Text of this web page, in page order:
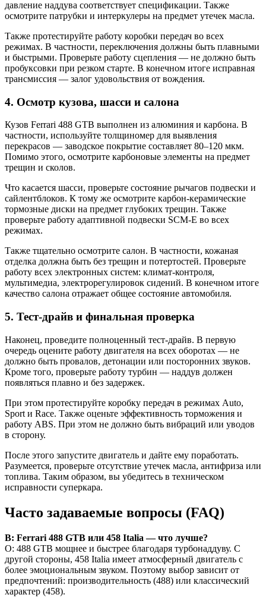
давление наддува соответствует спецификации. Также
осмотрите патрубки и интеркулеры на предмет утечек масла.
Также протестируйте работу коробки передач во всех
режимах. В частности, переключения должны быть плавными
и быстрыми. Проверьте работу сцепления — не должно быть
пробуксовки при резком старте. В конечном итоге исправная
трансмиссия — залог удовольствия от вождения.
4. Осмотр кузова, шасси и салона
Кузов Ferrari 488 GTB выполнен из алюминия и карбона. В
частности, используйте толщиномер для выявления
перекрасов — заводское покрытие составляет 80–120 мкм.
Помимо этого, осмотрите карбоновые элементы на предмет
трещин и сколов.
Что касается шасси, проверьте состояние рычагов подвески и
сайлентблоков. К тому же осмотрите карбон-керамические
тормозные диски на предмет глубоких трещин. Также
проверьте работу адаптивной подвески SCM-E во всех
режимах.
Также тщательно осмотрите салон. В частности, кожаная
отделка должна быть без трещин и потертостей. Проверьте
работу всех электронных систем: климат-контроля,
мультимедиа, электрорегулировок сидений. В конечном итоге
качество салона отражает общее состояние автомобиля.
5. Тест-драйв и финальная проверка
Наконец, проведите полноценный тест-драйв. В первую
очередь оцените работу двигателя на всех оборотах — не
должно быть провалов, детонации или посторонних звуков.
Кроме того, проверьте работу турбин — наддув должен
появляться плавно и без задержек.
При этом протестируйте коробку передач в режимах Auto,
Sport и Race. Также оценьте эффективность торможения и
работу ABS. При этом не должно быть вибраций или уводов
в сторону.
После этого запустите двигатель и дайте ему поработать.
Разумеется, проверьте отсутствие утечек масла, антифриза или
топлива. Таким образом, вы убедитесь в техническом
исправности суперкара.
Часто задаваемые вопросы (FAQ)
В: Ferrari 488 GTB или 458 Italia — что лучше?
О: 488 GTB мощнее и быстрее благодаря турбонаддуву. С
другой стороны, 458 Italia имеет атмосферный двигатель с
более эмоциональным звуком. Поэтому выбор зависит от
предпочтений: производительность (488) или классический
характер (458).